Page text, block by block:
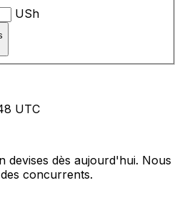
USh
UTC
devises dès aujourd'hui. Nous
concurrents.